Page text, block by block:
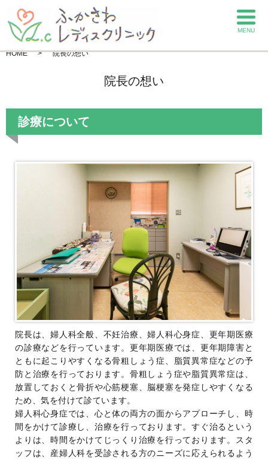
MENU
HOME 院長の想い
院長の想い
診療について
院長は、婦人科全般、不妊治療、婦人科心身症、更年期医療
の診療などを行っています。更年期医療では、更年期障害と
ともに起こりやすくなる骨粗しょう症、脂質異常症などの予
防と治療を行っております。骨粗しょう症や脂質異常症は、
放置しておくと骨折や心筋梗塞、脳梗塞を発症しやすくなる
ため、気を付けて診ています。
婦人科心身症では、心と体の両方の面からアプローチし、時
間をかけて診療し、治療を行っております。すぐ治るという
よりは、時間をかけてじっくり治療を行っております。スタ
ッフは、産婦人科を受診される方のニーズに応えられるよう